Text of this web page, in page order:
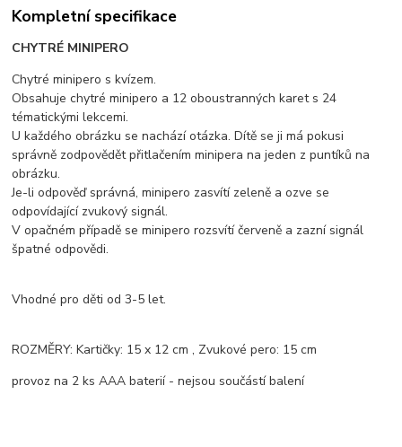
Kompletní specifikace
CHYTRÉ MINIPERO
Chytré minipero s kvízem.
Obsahuje chytré minipero a 12 oboustranných karet s 24
tématickými lekcemi.
U každého obrázku se nachází otázka. Dítě se ji má pokusi
správně zodpovědět přitlačením minipera na jeden z puntíků na
obrázku.
Je-li odpověď správná, minipero zasvítí zeleně a ozve se
odpovídající zvukový signál.
V opačném případě se minipero rozsvítí červeně a zazní signál
špatné odpovědi.
Vhodné pro děti od 3-5 let.
ROZMĚRY: Kartičky: 15 x 12 cm , Zvukové pero: 15 cm
provoz na 2 ks AAA baterií - nejsou součástí balení